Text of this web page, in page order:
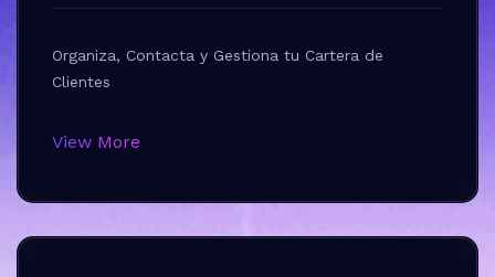
Organiza, Contacta y Gestiona tu Cartera de
Clientes
View More